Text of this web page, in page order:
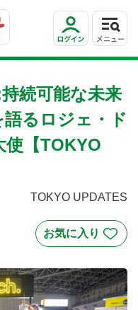
続可能な未来
るロジェ・ド
使【TOKYO
TOKYO UPDATES